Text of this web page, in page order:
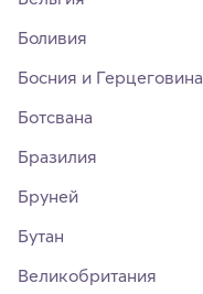
Боливия
Босния и Герцеговина
Ботсвана
Бразилия
Бруней
Бутан
Великобритания